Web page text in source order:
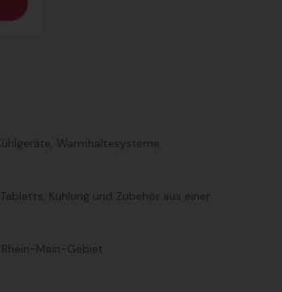
Warmhaltesysteme,
Kühlung und Zubehör aus einer
Main-Gebiet.